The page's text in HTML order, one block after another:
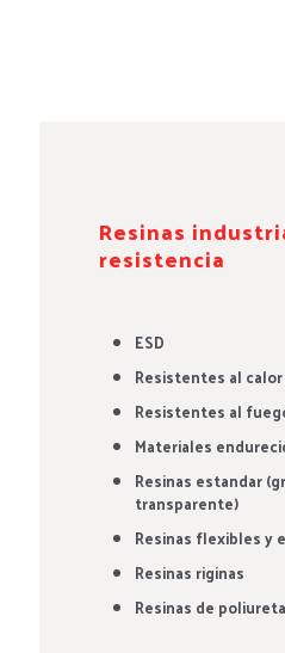
Resinas
resistencia
ESD
Resistentes al calor
Resistentes al
Materiales
Resinas estandar
transparente)
Resinas flexibles y
Resinas riginas
Resinas de